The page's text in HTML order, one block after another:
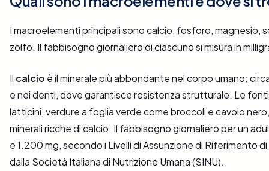
I macroelementi principali sono calcio, fosforo, magnesio,
zolfo. Il fabbisogno giornaliero di ciascuno si misura in
Il calcio è il minerale più abbondante nel corpo umano:
e nei denti, dove garantisce resistenza strutturale. Le
latticini, verdure a foglia verde come broccoli e cavolo
minerali ricche di calcio. Il fabbisogno giornaliero per un
e 1.200 mg, secondo i Livelli di Assunzione di Riferimento
dalla Società Italiana di Nutrizione Umana (SINU).